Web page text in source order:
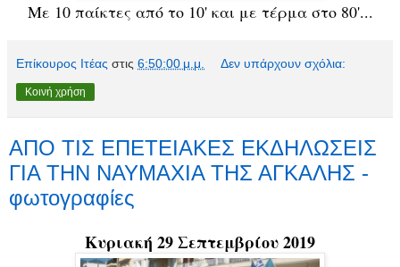
Με 10 παίκτες από το 10' και με τέρμα στο 80'...
Επίκουρος Ιτέας στις 6:50:00 μ.μ. Δεν υπάρχουν σχόλια:
Κοινή χρήση
ΑΠΟ ΤΙΣ ΕΠΕΤΕΙΑΚΕΣ ΕΚΔΗΛΩΣΕΙΣ
ΓΙΑ ΤΗΝ ΝΑΥΜΑΧΙΑ ΤΗΣ ΑΓΚΑΛΗΣ -
φωτογραφίες
Κυριακή 29 Σεπτεμβρίου 2019